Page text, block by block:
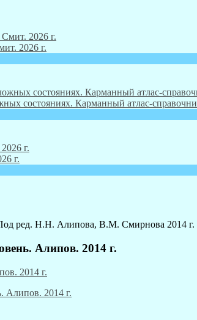
2026 г.
состояниях. Карманный атлас-
г.
ред. Н.Н. Алипова, В.М. Смирнова 2014 г.
Алипов. 2014 г.